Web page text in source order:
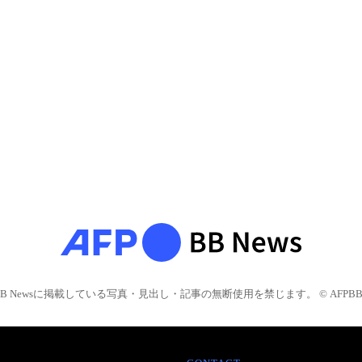
Newsに掲載している写真・見出し・記事の無断使用を禁じます。 © AFPBB